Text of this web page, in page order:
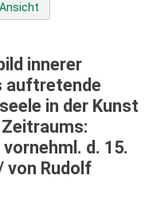
innerer
auftretende
in der Kunst
d. 15.
von Rudolf